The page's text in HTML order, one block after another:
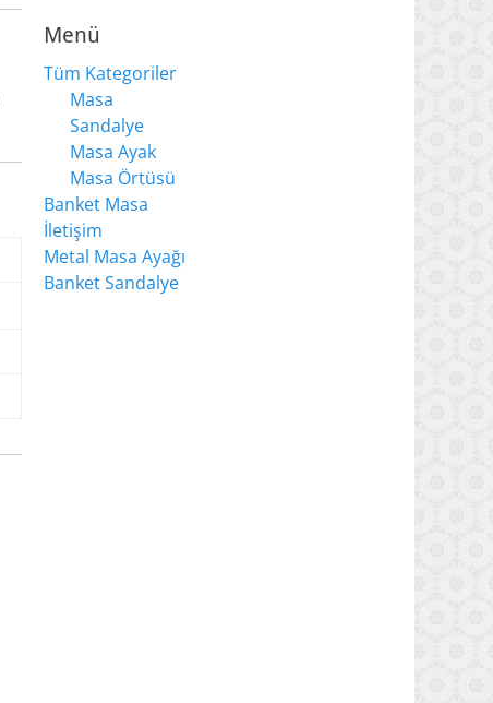
Menü
Tüm Kategoriler
Masa
Sandalye
Masa Ayak
Masa Örtüsü
Banket Masa
İletişim
Metal Masa Ayağı
Banket Sandalye